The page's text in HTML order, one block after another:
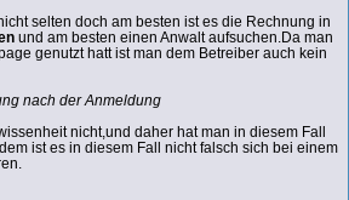
selten doch am besten ist es die Rechnung in
und am besten einen Anwalt aufsuchen.Da man
genutzt hatt ist man dem Betreiber auch kein
nach der Anmeldung
nicht,und daher hat man in diesem Fall
ist es in diesem Fall nicht falsch sich bei einem